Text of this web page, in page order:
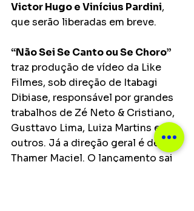
Victor Hugo e Vinícius Pardini,
que serão liberadas em breve.
“Não Sei Se Canto ou Se Choro”
traz produção de vídeo da Like
Filmes, sob direção de Itabagi
Dibiase, responsável por grandes
trabalhos de Zé Neto & Cristiano,
Gusttavo Lima, Luiza Martins entre
outros. Já a direção geral é de
Thamer Maciel. O lançamento sai